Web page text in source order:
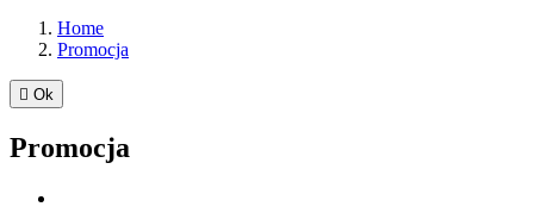
Home
Promocja
 Ok
Promocja